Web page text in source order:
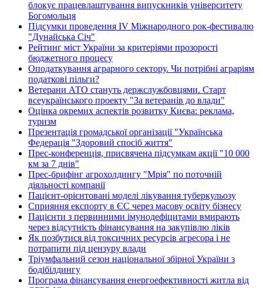
блокує працевлаштування випускників університету
Богомольця
Підсумки проведення IV Міжнародного рок-фестивалю
"Дунайська Січ"
Рейтинг міст України за критеріями прозорості
бюджетного процесу
Оподаткування аграрного сектору. Чи потрібні аграріям
податкові пільги?
Ветерани АТО стануть держслужбовцями. Старт
всеукраїнського проекту "За ветеранів до влади"
Оцінка окремих аспектів розвитку Києва: реклама,
туризм
Презентація громадської організації "Українська
Федерація "Здоровий спосіб життя"
Прес-конференція, присвячена підсумкам акції "10 000
км за 7 днів"
Прес-брифінг агрохолдингу "Мрія" по поточній
діяльності компанії
Пацієнт-орієнтовані моделі лікування туберкульозу
Сприяння експорту в ЄС через масову освіту бізнесу
Пацієнти з первинними імунодефіцитами вмирають
через відсутність фінансування на закупівлю ліків
Як позбутися від токсичних ресурсів агресора і не
потрапити під цензуру влади
Тріумфальний сезон національної збірної України з
бодібілдингу
Програма фінансування енергоефективності житла від